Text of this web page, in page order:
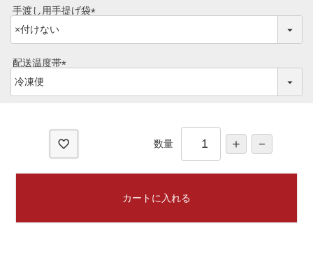
ギフトカテゴリー一覧
手渡し用手提げ袋
必
配送温度帯
必
数量
カートに入れる